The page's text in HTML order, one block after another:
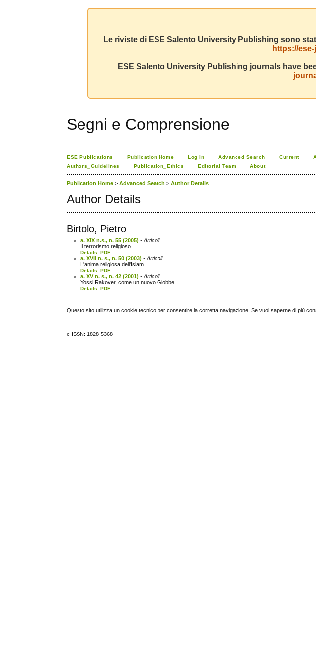
Le riviste di ESE Salento University Publishing sono
https://
ESE Salento University Publishing journals have
Segni e Comprensione
ESE Publications Publication Home Log In Advanced Search Current
Authors_Guidelines
Publication_Ethics Editorial Team About
Publication Home >Advanced Search >Author Details
Author Details
Birtolo, Pietro
a. XIX n.s., n. 55 (2005) - Articoli
Il terrorismo religioso
Details PDF
a. XVII n. s., n. 50 (2003) - Articoli
L'anima religiosa dell'Islam
Details PDF
a. XV n. s., n. 42 (2001) - Articoli
Yossl Rakover, come un nuovo Giobbe
Details PDF
Questo sito utilizza un cookie tecnico per consentire la corretta navigazione. Se vuoi saperne di più
e-ISSN: 1828-5368